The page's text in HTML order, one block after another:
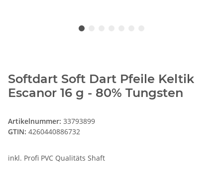
Softdart Soft Dart Pfeile Keltik
Escanor 16 g - 80% Tungsten
Artikelnummer: 33793899
GTIN: 4260440886732
inkl. Profi PVC Qualitäts Shaft